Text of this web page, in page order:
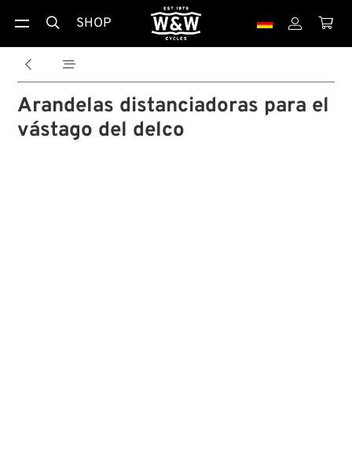
 SHOP  
 
Arandelas distanciadoras para el
vástago del delco